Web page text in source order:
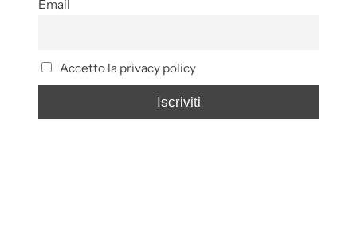
Email
Accetto la privacy policy